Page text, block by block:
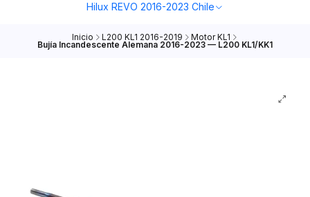
Hilux REVO 2016-2023 Chile
Inicio L200 KL1 2016-2019 Motor KL1
Bujía Incandescente Alemana 2016-2023 — L200 KL1/KK1